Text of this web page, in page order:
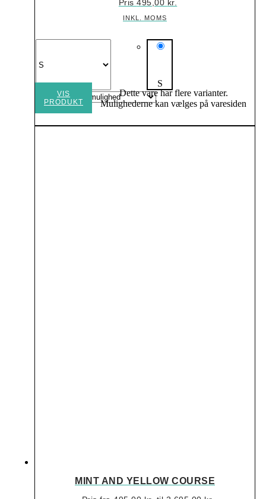
Pris495,00 kr.
INKL. MOMS
S
VIS
PRODUKT
Dette vare har flere varianter.
Mulighederne kan vælges på varesiden
MINT AND YELLOW COURSE